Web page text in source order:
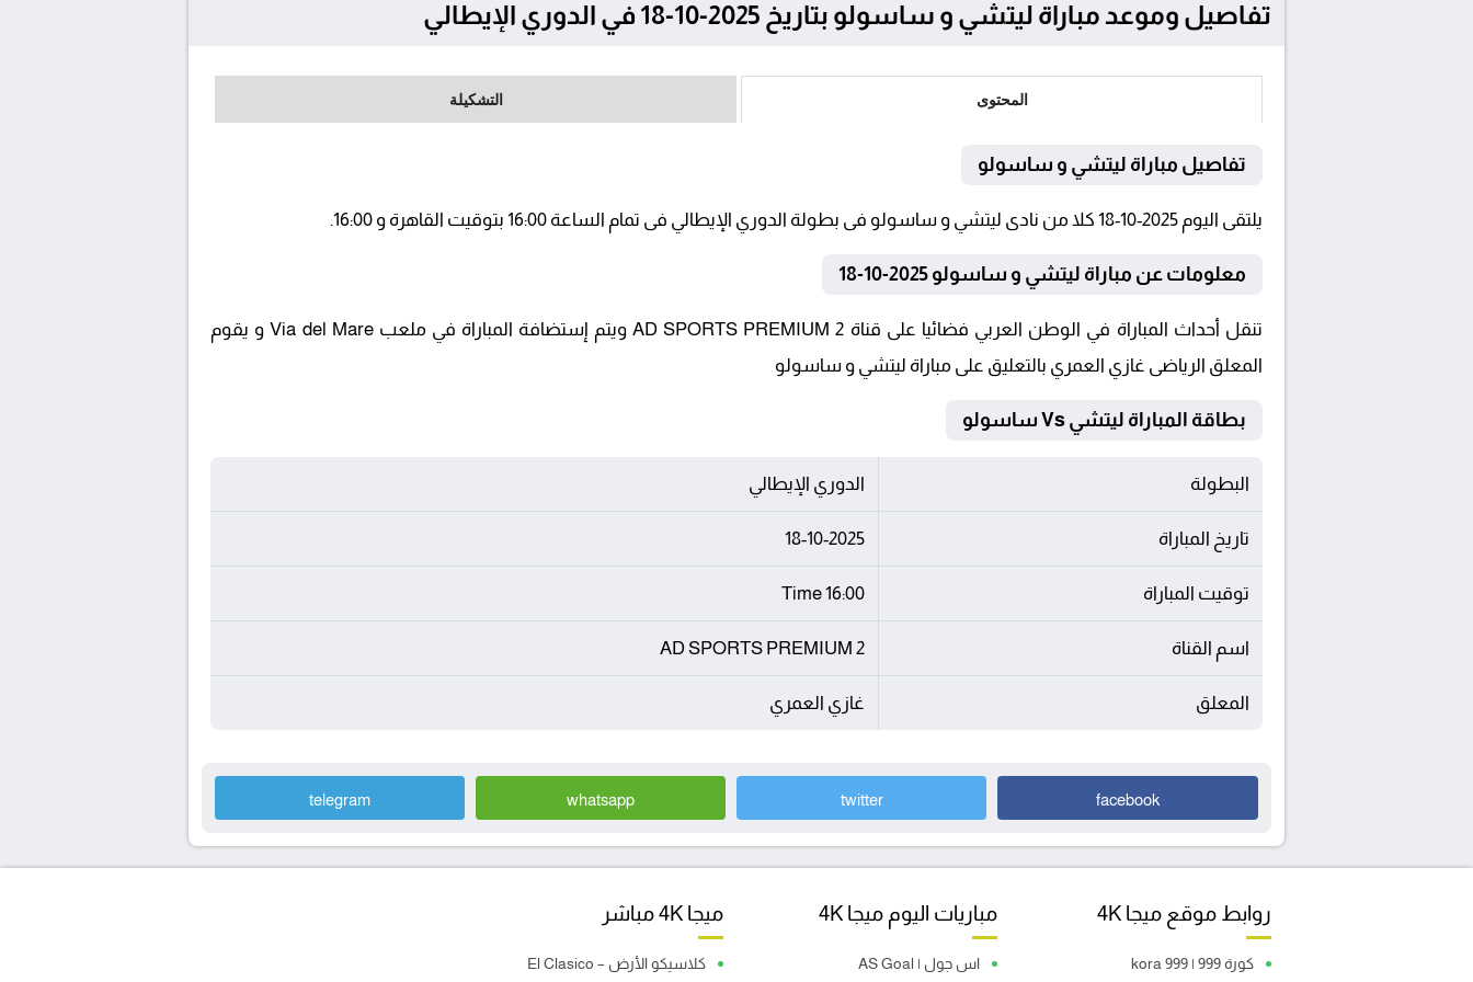
تفاصيل وموعد مباراة ليتشي و ساسولو بتاريخ 2025-10-18 في الدوري الإيطالي
المحتوى التشكيلة
تفاصيل مباراة ليتشي و ساسولو
يلتقى اليوم 2025-10-18 كلا من نادى ليتشي و ساسولو فى بطولة الدوري الإيطالي فى تمام الساعة 16:00 بتوقيت القاهرة و 16:00.
معلومات عن مباراة ليتشي و ساسولو 2025-10-18
تنقل أحداث المباراة في الوطن العربي فضائيا على قناة AD SPORTS PREMIUM 2 ويتم إستضافة المباراة في ملعب Via del Mare و يقوم
المعلق الرياضى غازي العمري بالتعليق على مباراة ليتشي و ساسولو
بطاقة المباراة ليتشي Vs ساسولو
البطولة الدوري الإيطالي
تاريخ المباراة 18-10-2025
توقيت المباراة 16:00 Time
اسم القناة AD SPORTS PREMIUM 2
المعلق غازي العمري
facebook
twitter
whatsapp
telegram
روابط موقع ميجا 4K
كورة 999 | kora 999
مباريات اليوم ميجا 4K
اس جول | AS Goal
ميجا 4K مباشر
كلاسيكو الأرض – El Clasico